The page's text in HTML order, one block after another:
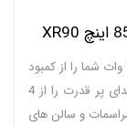
تلویزیون سونی 2024 سری 9 براویا با توان صوتی 70 وات شما را از کمبود
صوت بی نیاز می‌کند. سیستم صوتی 2.2.2 کاناله صدای پر قدرت را از 4
جوابگوی مراسمات و سالن های